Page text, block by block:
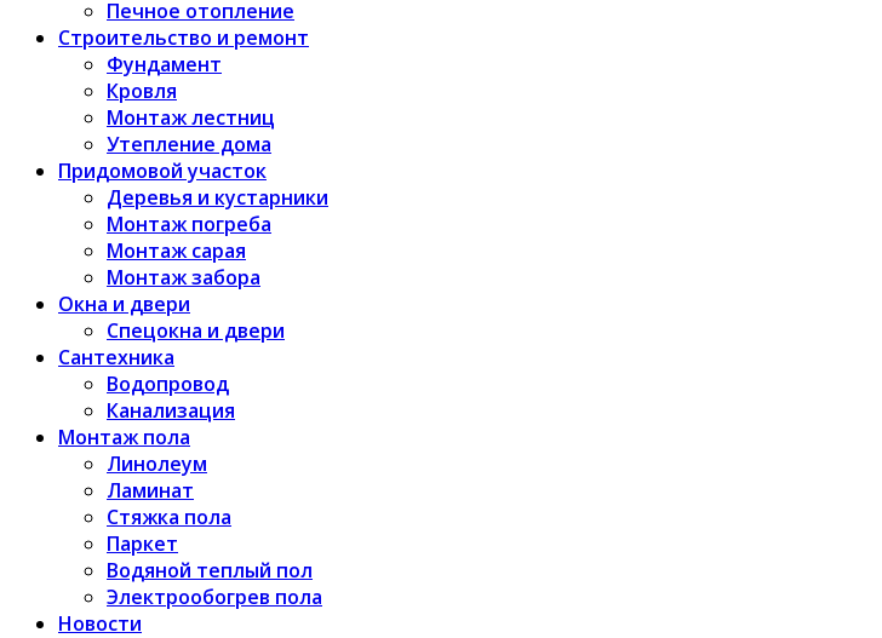
Печное отопление
Строительство и ремонт
Фундамент
Кровля
Монтаж лестниц
Утепление дома
Придомовой участок
Деревья и кустарники
Монтаж погреба
Монтаж сарая
Монтаж забора
Окна и двери
Спецокна и двери
Сантехника
Водопровод
Канализация
Монтаж пола
Линолеум
Ламинат
Стяжка пола
Паркет
Водяной теплый пол
Электрообогрев пола
Новости